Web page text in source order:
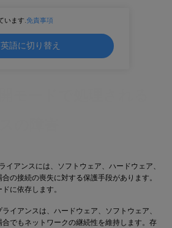
います.免責事項
英語に切り替え
イアンスには、ソフトウェア、ハードウェア、
の接続の喪失に対する保護手段があります。
に依存します。
ライアンスは、ハードウェア、ソフトウェア、
でもネットワークの継続性を維持します。存